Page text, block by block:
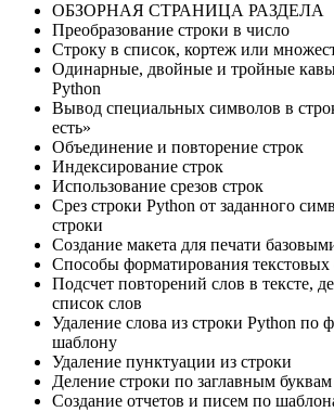
ОБЗОРНАЯ СТРАНИЦА РАЗДЕЛА
Преобразование строки в число
Строку в список, кортеж или
Одинарные, двойные и тройные
Python
Вывод специальных символов в
есть»
Объединение и повторение строк
Индексирование строк
Использование срезов строк
Cрез строки Python от заданного
строки
Создание макета для печати
Способы форматирования текстовых
Подсчет повторений слов в тексте,
список слов
Удаление слова из строки Python по
шаблону
Удаление пунктуации из строки
Деление строки по заглавным буквам
Создание отчетов и писем по